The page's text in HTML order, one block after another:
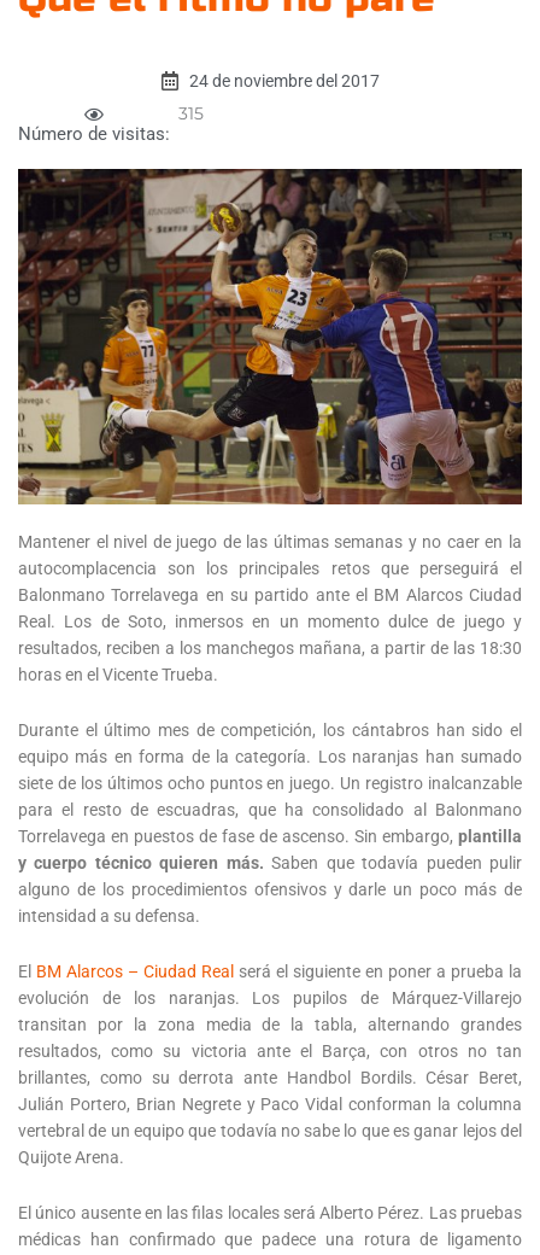
24 de noviembre del 2017
Número de visitas:
315
Mantener el nivel de juego de las últimas semanas y no caer en la
autocomplacencia son los principales retos que perseguirá el
Balonmano Torrelavega en su partido ante el BM Alarcos Ciudad
Real. Los de Soto, inmersos en un momento dulce de juego y
resultados, reciben a los manchegos mañana, a partir de las 18:30
horas en el Vicente Trueba.
Durante el último mes de competición, los cántabros han sido el
equipo más en forma de la categoría. Los naranjas han sumado
siete de los últimos ocho puntos en juego. Un registro inalcanzable
para el resto de escuadras, que ha consolidado al Balonmano
Torrelavega en puestos de fase de ascenso. Sin embargo, plantilla
y cuerpo técnico quieren más. Saben que todavía pueden pulir
alguno de los procedimientos ofensivos y darle un poco más de
intensidad a su defensa.
El BM Alarcos – Ciudad Real será el siguiente en poner a prueba la
evolución de los naranjas. Los pupilos de Márquez-Villarejo
transitan por la zona media de la tabla, alternando grandes
resultados, como su victoria ante el Barça, con otros no tan
brillantes, como su derrota ante Handbol Bordils. César Beret,
Julián Portero, Brian Negrete y Paco Vidal conforman la columna
vertebral de un equipo que todavía no sabe lo que es ganar lejos del
Quijote Arena.
El único ausente en las filas locales será Alberto Pérez. Las pruebas
médicas han confirmado que padece una rotura de ligamento